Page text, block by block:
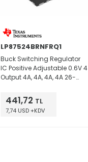
LP87524BRNFRQ1
Buck Switching Regulator
IC Positive Adjustable 0.6V 4
Output 4A, 4A, 4A, 4A 26-
441,72 TL
7,74 USD +KDV